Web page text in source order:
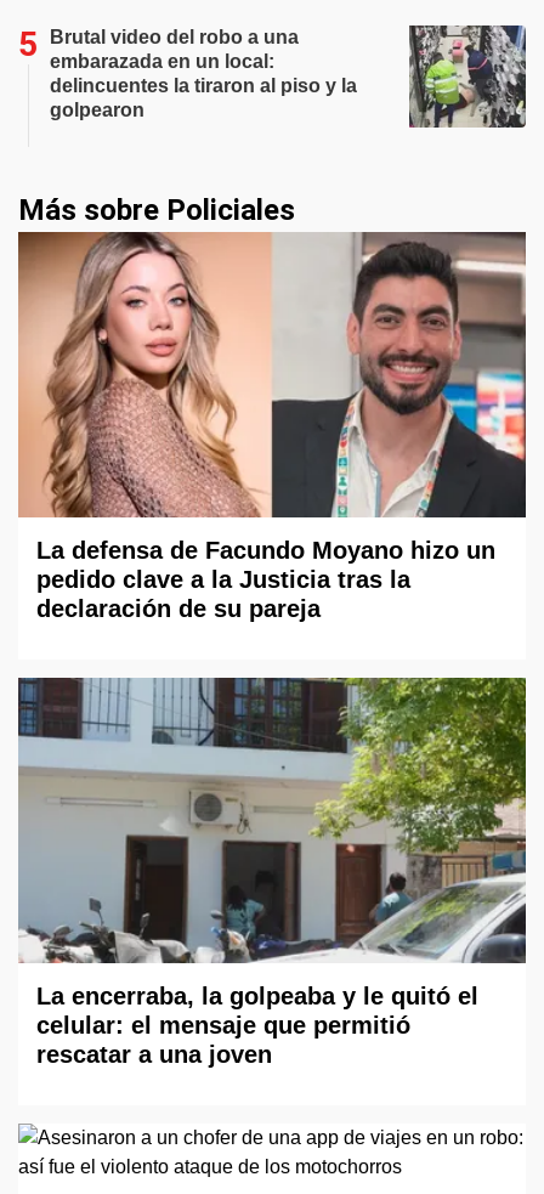
Brutal video del robo a una
embarazada en un local:
delincuentes la tiraron al piso y la
golpearon
Más sobre Policiales
La defensa de Facundo Moyano hizo un
pedido clave a la Justicia tras la
declaración de su pareja
La encerraba, la golpeaba y le quitó el
celular: el mensaje que permitió
rescatar a una joven